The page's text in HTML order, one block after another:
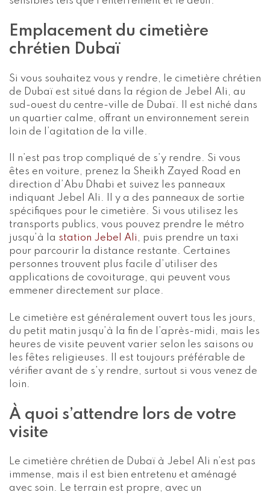
Emplacement du cimetière
chrétien Dubaï
Si vous souhaitez vous y rendre, le cimetière chrétien
de Dubaï est situé dans la région de Jebel Ali, au
sud-ouest du centre-ville de Dubaï. Il est niché dans
un quartier calme, offrant un environnement serein
loin de l’agitation de la ville.
Il n’est pas trop compliqué de s’y rendre. Si vous
êtes en voiture, prenez la Sheikh Zayed Road en
direction d’Abu Dhabi et suivez les panneaux
indiquant Jebel Ali. Il y a des panneaux de sortie
spécifiques pour le cimetière. Si vous utilisez les
transports publics, vous pouvez prendre le métro
jusqu’à la station Jebel Ali , puis prendre un taxi
pour parcourir la distance restante. Certaines
personnes trouvent plus facile d’utiliser des
applications de covoiturage, qui peuvent vous
emmener directement sur place.
Le cimetière est généralement ouvert tous les jours,
du petit matin jusqu’à la fin de l’après-midi, mais les
heures de visite peuvent varier selon les saisons ou
les fêtes religieuses. Il est toujours préférable de
vérifier avant de s’y rendre, surtout si vous venez de
loin.
À quoi s’attendre lors de votre
visite
Le cimetière chrétien de Dubaï à Jebel Ali n’est pas
immense, mais il est bien entretenu et aménagé
avec soin. Le terrain est propre, avec un